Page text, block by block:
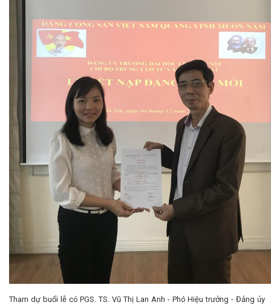
Tham dự buổi lễ có PGS. TS. Vũ Thị Lan Anh - Phó Hiệu trưởng - Đảng ủy